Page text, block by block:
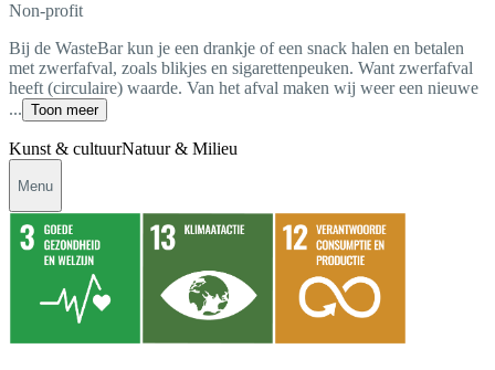
Non-profit
Bij de WasteBar kun je een drankje of een snack halen en betalen
met zwerfafval, zoals blikjes en sigarettenpeuken. Want zwerfafval
heeft (circulaire) waarde. Van het afval maken wij weer een nieuwe
... Toon meer
Kunst & cultuurNatuur & Milieu
Menu